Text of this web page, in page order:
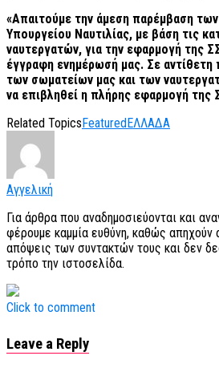
«Απαιτούμε την άμεση παρέμβαση
Υπουργείου Ναυτιλίας, με βάση τις
ναυτεργατών, για την εφαρμογή της
έγγραφη ενημέρωσή μας. Σε
των σωματείων μας και των
να επιβληθεί η πλήρης εφαρμογή της
Related Topics Featured ΕΛΛΑΔΑ
Αγγελική
Για άρθρα που αναδημοσιεύονται και
φέρουμε καμμία ευθύνη, καθώς απηχούν
απόψεις των συντακτών τους και δεν
τρόπο την ιστοσελίδα.
Click to comment
Leave a Reply